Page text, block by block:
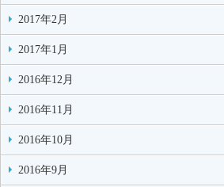
2017年2月
2017年1月
2016年12月
2016年11月
2016年10月
2016年9月